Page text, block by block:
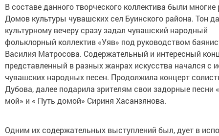
В составе данного творческого коллектива были многие
Домов культуры чувашских сел Буинского района. Тон
культурному вечеру сразу задал чувашский народный
фольклорный коллектив «Уяв» под руководством
Василия Матросова. Содержательный и интересный
представленный в разных жанрах искусства начался с
чувашских народных песен. Продолжила концерт
Дубова, далее подарила зрителям свои задорные
мой» и « Путь домой» Сириня Хасанзянова.
Одним их содержательных выступлений был, дует в